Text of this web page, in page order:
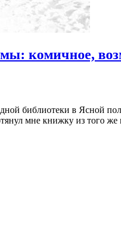
комичное,
библиотеки в Ясной
мне книжку из того же